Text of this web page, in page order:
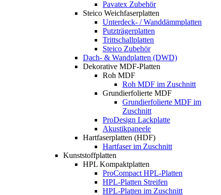
Pavatex Zubehör
Steico Weichfaserplatten
Unterdeck- / Wanddämmplatten
Putzträgerplatten
Trittschallplatten
Steico Zubehör
Dach- & Wandplatten (DWD)
Dekorative MDF-Platten
Roh MDF
Roh MDF im Zuschnitt
Grundierfolierte MDF
Grundierfolierte MDF im
Zuschnitt
ProDesign Lackplatte
Akustikpaneele
Hartfaserplatten (HDF)
Hartfaser im Zuschnitt
Kunststoffplatten
HPL Kompaktplatten
ProCompact HPL-Platten
HPL-Platten Streifen
HPL-Platten im Zuschnitt